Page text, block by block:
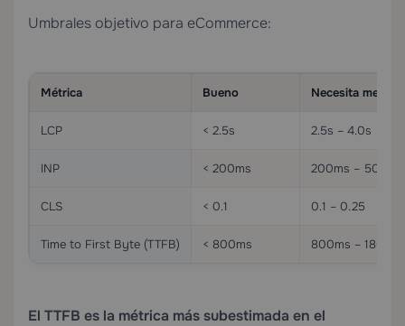
Umbrales objetivo para eCommerce:
Métrica Bueno Necesita mejora
LCP < 2.5s 2.5s – 4.0s
INP < 200ms 200ms – 500ms
CLS < 0.1 0.1 – 0.25
Time to First Byte (TTFB) < 800ms 800ms –
El TTFB es la métrica más subestimada en el